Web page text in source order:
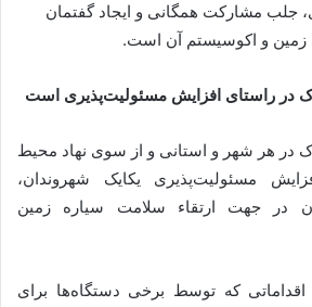
جلب مشارکت همگانی و ایجاد گفتمان
و اکوسیستم آن است.
در راستای افزایش مسئولیت‌پذیری است
در هر شهر و استانی و از سوی نهاد محیط
مسئولیت‌پذیری یکایک شهروندان،
در جهت ارتقاء سلامت سیاره زمین
اقداماتی که توسط برخی دستگاه‌ها برای